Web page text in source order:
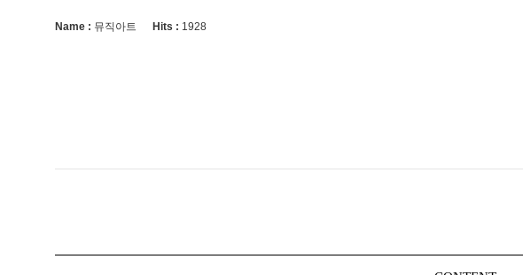
Name : 뮤직아트 Hits : 1928